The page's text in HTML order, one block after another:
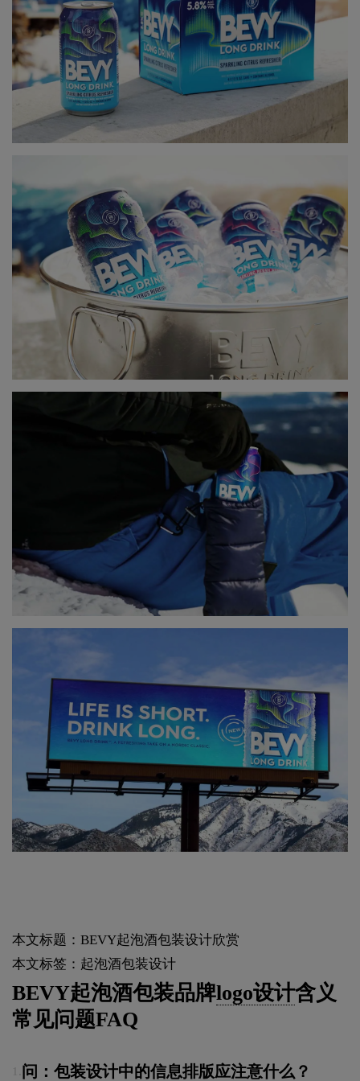
本文标题：BEVY起泡酒包装设计欣赏
本文标签：起泡酒包装设计
BEVY起泡酒包装品牌logo设计含义
常见问题FAQ
问：包装设计中的信息排版应注意什么？